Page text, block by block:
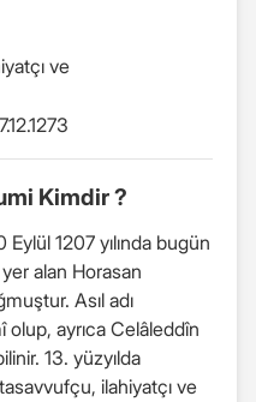
ve
Kimdir ?
1207 yılında bugün
alan Horasan
Asıl adı
ayrıca Celâleddîn
13. yüzyılda
ilahiyatçı ve